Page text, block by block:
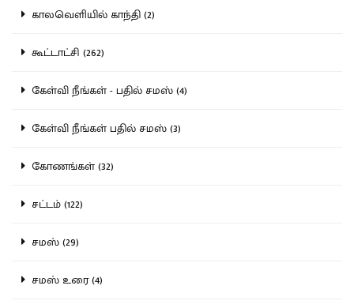
காலவெளியில் காந்தி (2)
கூட்டாட்சி (262)
கேள்வி நீங்கள் - பதில் சமஸ் (4)
கேள்வி நீங்கள் பதில் சமஸ் (3)
கோணங்கள் (32)
சட்டம் (122)
சமஸ் (29)
சமஸ் உரை (4)